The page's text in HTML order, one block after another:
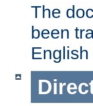
The
been